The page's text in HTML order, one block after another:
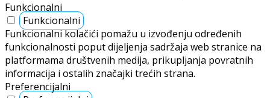
Funkcionalni
Funkcionalni
Funkcionalni kolačići pomažu u izvođenju određenih
funkcionalnosti poput dijeljenja sadržaja web stranice na
platformama društvenih medija, prikupljanja povratnih
informacija i ostalih značajki trećih strana.
Preferencijalni